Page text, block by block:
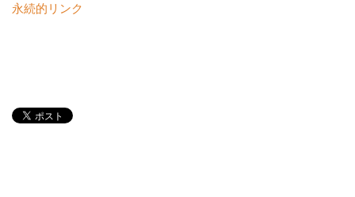
永続的リンク